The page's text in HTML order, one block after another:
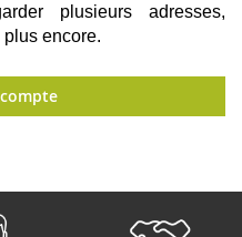
plusieurs adresses,
encore.